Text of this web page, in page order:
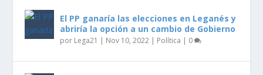
El PP ganaría las elecciones en Leganés y
abriría la opción a un cambio de Gobierno
por Lega21 | Nov 10, 2022 | Política | 0